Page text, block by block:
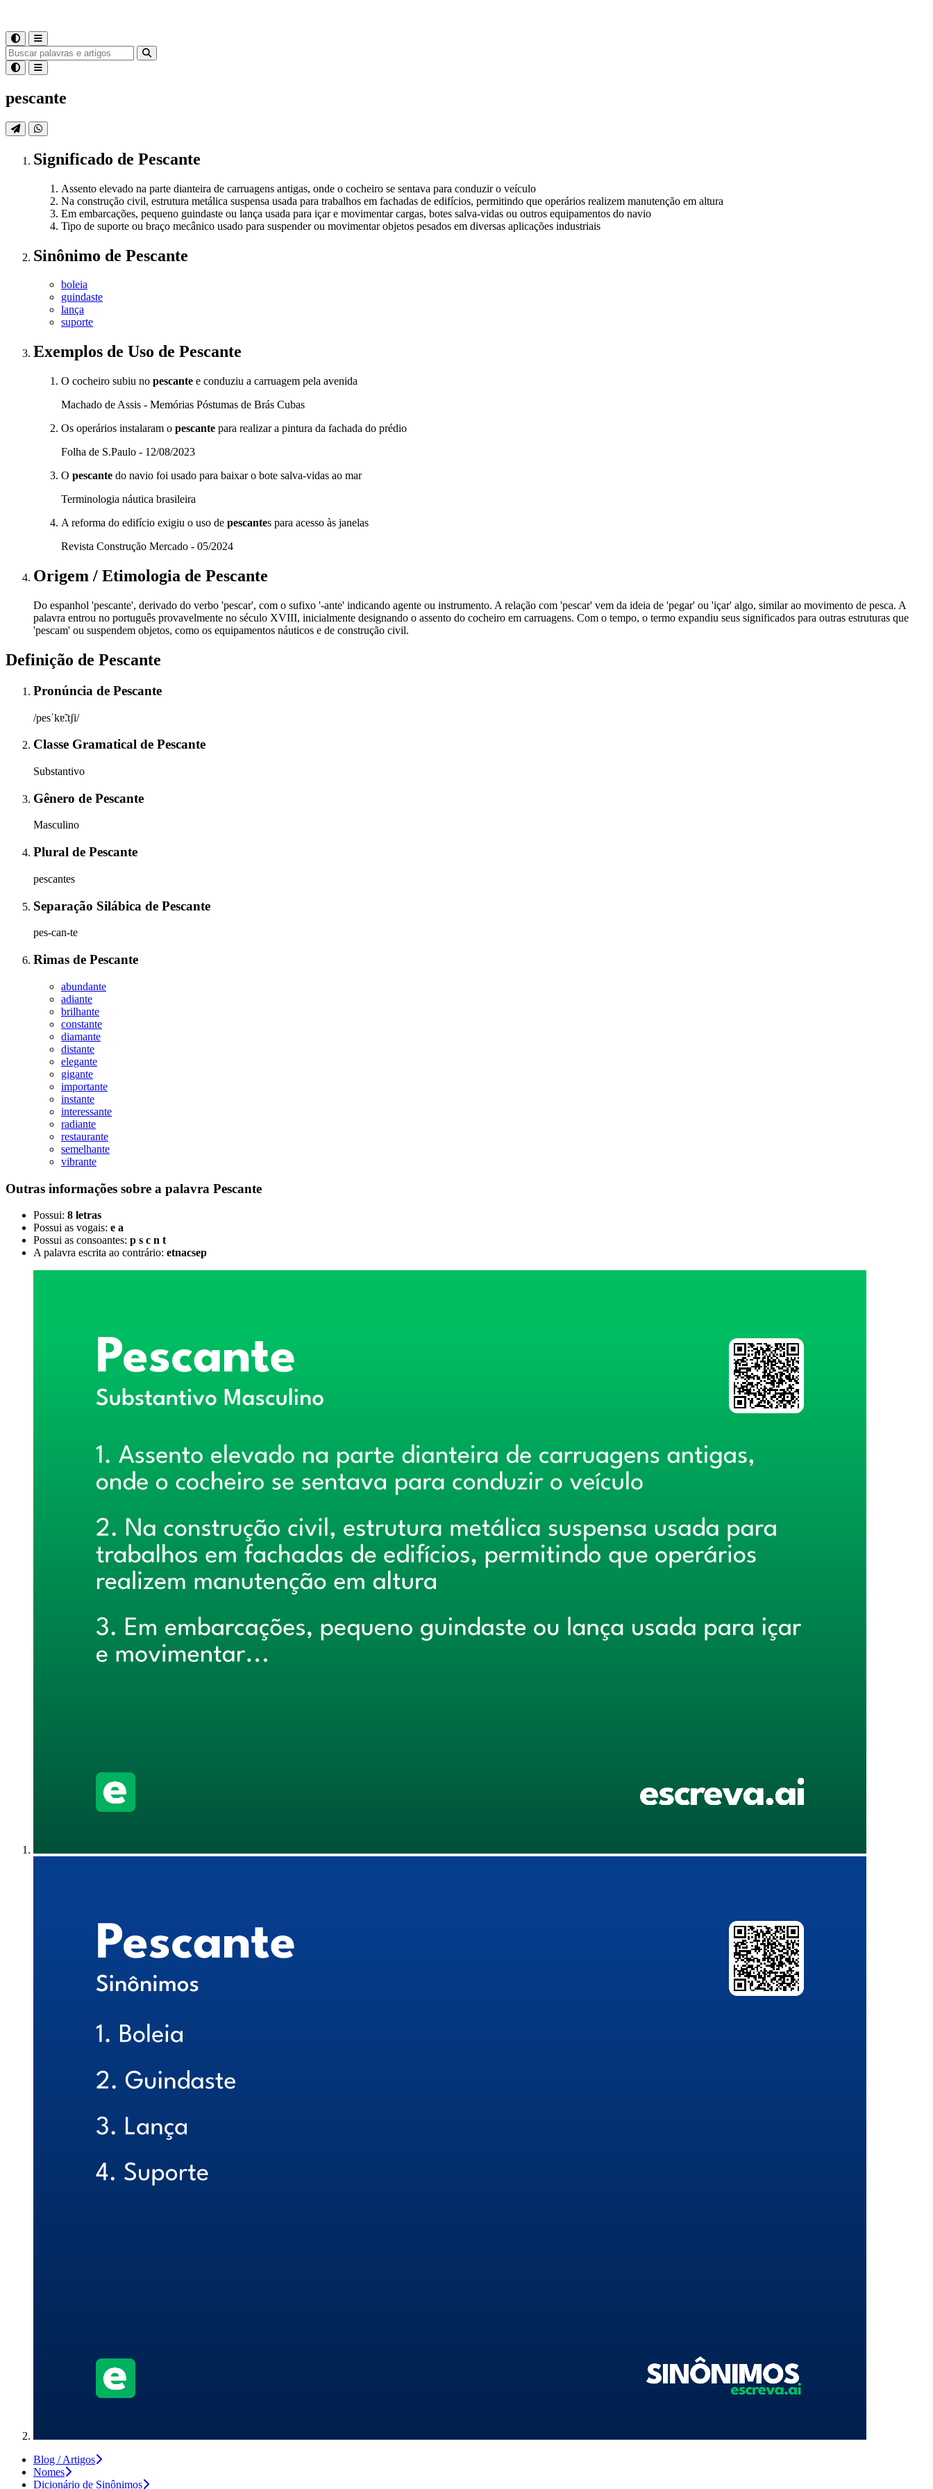
pescante
Significado de Pescante
Assento elevado na parte dianteira de carruagens antigas, onde o cocheiro se sentava para conduzir o veículo
Na construção civil, estrutura metálica suspensa usada para trabalhos em fachadas de edifícios, permitindo que operários realizem manutenção em altura
Em embarcações, pequeno guindaste ou lança usada para içar e movimentar cargas, botes salva-vidas ou outros equipamentos do navio
Tipo de suporte ou braço mecânico usado para suspender ou movimentar objetos pesados em diversas aplicações industriais
Sinônimo de Pescante
boleia
guindaste
lança
suporte
Exemplos de Uso de Pescante
O cocheiro subiu no pescante e conduziu a carruagem pela avenida
Machado de Assis - Memórias Póstumas de Brás Cubas
Os operários instalaram o pescante para realizar a pintura da fachada do prédio
Folha de S.Paulo - 12/08/2023
O pescante do navio foi usado para baixar o bote salva-vidas ao mar
Terminologia náutica brasileira
A reforma do edifício exigiu o uso de pescantes para acesso às janelas
Revista Construção Mercado - 05/2024
Origem / Etimologia de Pescante
Do espanhol 'pescante', derivado do verbo 'pescar', com o sufixo '-ante' indicando agente ou instrumento. A relação com 'pescar' vem da ideia de 'pegar' ou 'içar' algo, similar ao movimento de pesca. A
palavra entrou no português provavelmente no século XVIII, inicialmente designando o assento do cocheiro em carruagens. Com o tempo, o termo expandiu seus significados para outras estruturas que
'pescam' ou suspendem objetos, como os equipamentos náuticos e de construção civil.
Definição de Pescante
Pronúncia de Pescante
/pesˈkɐ̃.tʃi/
Classe Gramatical de Pescante
Substantivo
Gênero de Pescante
Masculino
Plural de Pescante
pescantes
Separação Silábica de Pescante
pes-can-te
Rimas de Pescante
abundante
adiante
brilhante
constante
diamante
distante
elegante
gigante
importante
instante
interessante
radiante
restaurante
semelhante
vibrante
Outras informações sobre a palavra Pescante
Possui: 8 letras
Possui as vogais: e a
Possui as consoantes: p s c n t
A palavra escrita ao contrário: etnacsep
Blog / Artigos
Nomes
Dicionário de Sinônimos